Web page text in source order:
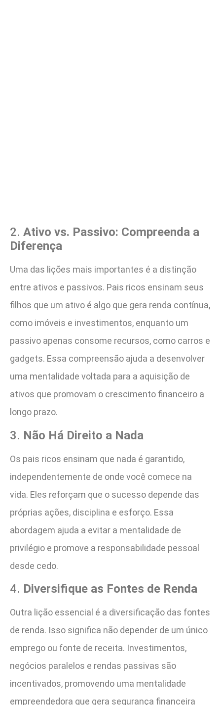
2. Ativo vs. Passivo: Compreenda a
Diferença
Uma das lições mais importantes é a distinção
entre ativos e passivos. Pais ricos ensinam seus
filhos que um ativo é algo que gera renda contínua,
como imóveis e investimentos, enquanto um
passivo apenas consome recursos, como carros e
gadgets. Essa compreensão ajuda a desenvolver
uma mentalidade voltada para a aquisição de
ativos que promovam o crescimento financeiro a
longo prazo​.
3. Não Há Direito a Nada
Os pais ricos ensinam que nada é garantido,
independentemente de onde você comece na
vida. Eles reforçam que o sucesso depende das
próprias ações, disciplina e esforço. Essa
abordagem ajuda a evitar a mentalidade de
privilégio e promove a responsabilidade pessoal
desde cedo​.
4. Diversifique as Fontes de Renda
Outra lição essencial é a diversificação das fontes
de renda. Isso significa não depender de um único
emprego ou fonte de receita. Investimentos,
negócios paralelos e rendas passivas são
incentivados, promovendo uma mentalidade
empreendedora que gera segurança financeira